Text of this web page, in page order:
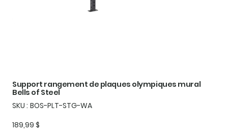
Support rangement de plaques olympiques mural
Bells of Steel
SKU : SKU
BOS-
WA
BOS-PLT-STG-WA
Prix
189,99 $